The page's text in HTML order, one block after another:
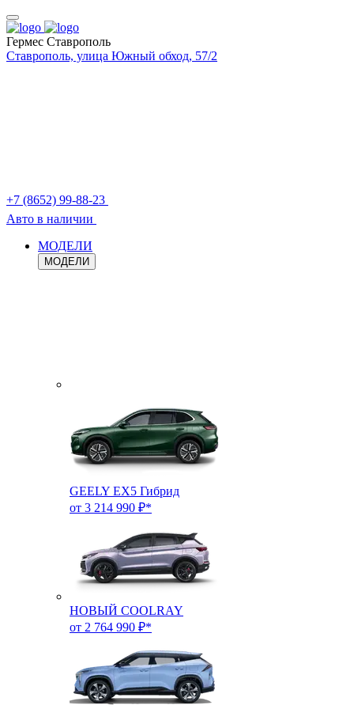
Гермес Ставрополь
Ставрополь, улица Южный обход, 57/2
+7 (8652) 99-88-23
Авто в наличии
МОДЕЛИ
МОДЕЛИ
GEELY EX5 Гибрид
от 3 214 990 ₽*
НОВЫЙ COOLRAY
от 2 764 990 ₽*